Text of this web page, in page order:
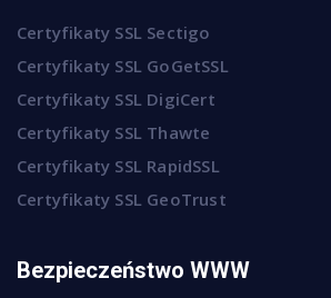
Certyfikaty SSL Sectigo
Certyfikaty SSL GoGetSSL
Certyfikaty SSL DigiCert
Certyfikaty SSL Thawte
Certyfikaty SSL RapidSSL
Certyfikaty SSL GeoTrust
Bezpieczeństwo WWW